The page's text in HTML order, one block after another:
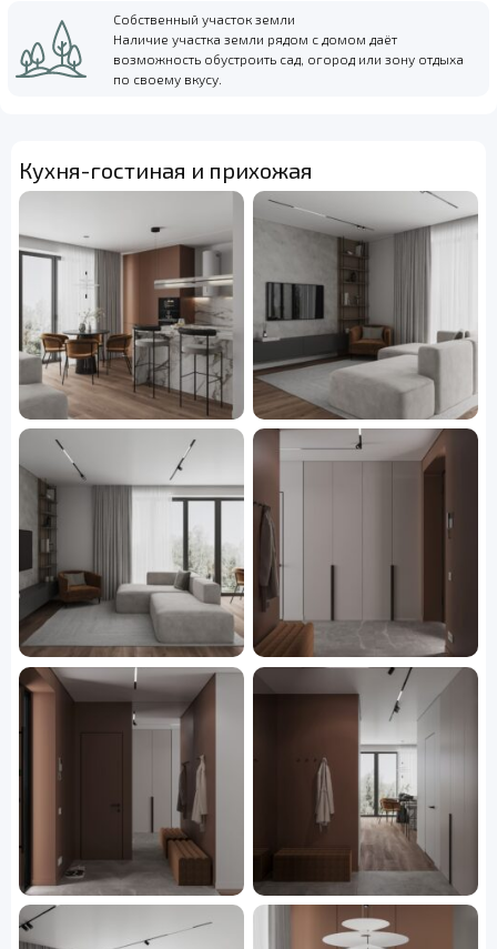
Собственный участок земли
Наличие участка земли рядом с домом даёт
возможность обустроить сад, огород или зону отдыха
по своему вкусу.
Кухня-гостиная и прихожая